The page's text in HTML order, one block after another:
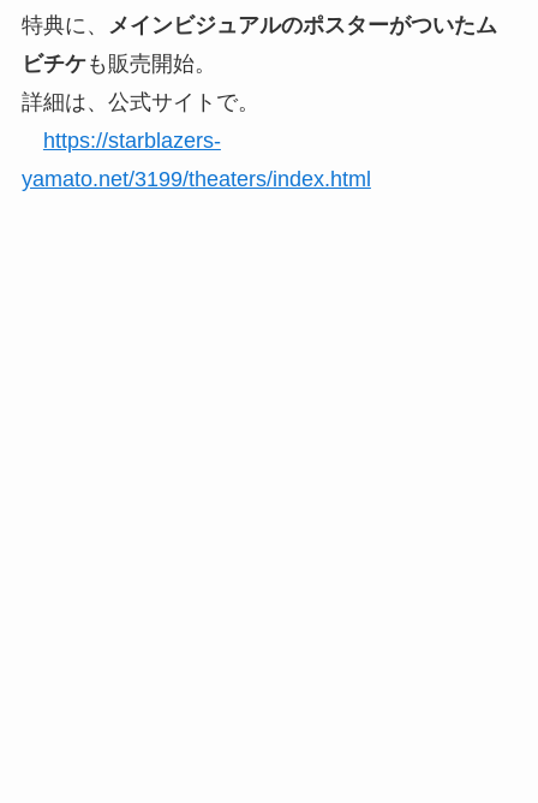
特典に、
メインビジュアルのポスターがついたム
ビチケも販売開始。
詳細は、公式サイトで。
https://starblazers-
yamato.net/3199/theaters/index.html